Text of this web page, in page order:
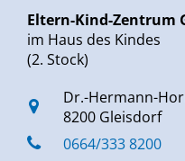
Eltern-Kind-Zentrum
im Haus des Kindes
(2. Stock)
Dr.-Hermann-
8200 Gleisdorf
0664/333 8200